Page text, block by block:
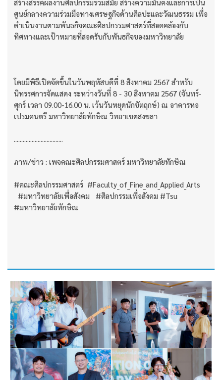
สร้างสรรค์ผลงานศิลปกรรมร่วมสมัย สร้างความมั่นคงและการเป็น
ศูนย์กลางความร่วมมือทางเศรษฐกิจด้านศิลปะและวัฒนธรรม เพื่อ
ดำเนินงานตามพันธกิจคณะศิลปกรรมศาสตร์ที่สอดคล้องกับ
ทิศทางและเป้าหมายที่สอดรับกับพันธกิจของมหาวิทยาลัย
โดยมีพิธีเปิดจัดขึ้นในวันพฤหัสบดีที่ 8 สิงหาคม 2567 สำหรับ
นิทรรศการจัดแสดง ระหว่างวันที่ 8 - 30 สิงหาคม 2567 (จันทร์-
ศุกร์ เวลา 09.00-16.00 น. เว้นวันหยุดนักขัตฤกษ์) ณ อาคารหอ
เปรมดนตรี มหาวิทยาลัยทักษิณ วิทยาเขตสงขลา
.................................
ภาพ/ข่าว : เพจคณะศิลปกรรมศาสตร์ มหาวิทยาลัยทักษิณ
#คณะศิลปกรรมศาสตร์ #Faculty_of_Fine_and_Applied_Arts
#มหาวิทยาลัยเพื่อสังคม #ศิลปกรรมเพื่อสังคม #Tsu
#มหาวิทยาลัยทักษิณ